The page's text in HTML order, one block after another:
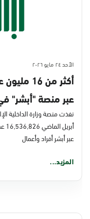
الأحد ٢٤ مايو ٢٠٢٦
أكثر من
عبر منصة "أبشر" في
نفذت منصة وزارة الداخلية
عبر أبشر أفراد وأعمال
المزيد...